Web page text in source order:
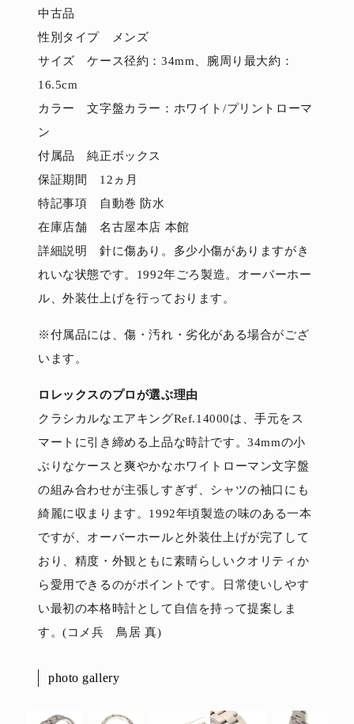
中古品
性別タイプ メンズ
サイズ ケース径約：34mm、腕周り最大約：
16.5cm
カラー 文字盤カラー：ホワイト/プリントローマ
ン
付属品 純正ボックス
保証期間 12ヵ月
特記事項 自動巻 防水
在庫店舗 名古屋本店 本館
詳細説明 針に傷あり。多少小傷がありますがき
れいな状態です。1992年ごろ製造。オーバーホー
ル、外装仕上げを行っております。
※付属品には、傷・汚れ・劣化がある場合がござ
います。
ロレックスのプロが選ぶ理由
クラシカルなエアキングRef.14000は、手元をス
マートに引き締める上品な時計です。34mmの小
ぶりなケースと爽やかなホワイトローマン文字盤
の組み合わせが主張しすぎず、シャツの袖口にも
綺麗に収まります。1992年頃製造の味のある一本
ですが、オーバーホールと外装仕上げが完了して
おり、精度・外観ともに素晴らしいクオリティか
ら愛用できるのがポイントです。日常使いしやす
い最初の本格時計として自信を持って提案しま
す。(コメ兵 鳥居 真)
photo gallery